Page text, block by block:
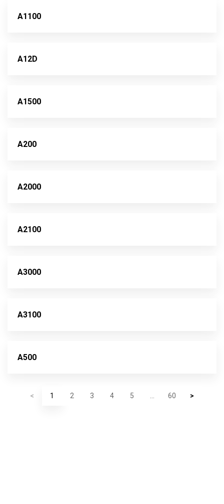
A1100
A12D
A1500
A200
A2000
A2100
A3000
A3100
A500
< 1 2 3 4 5 60 >